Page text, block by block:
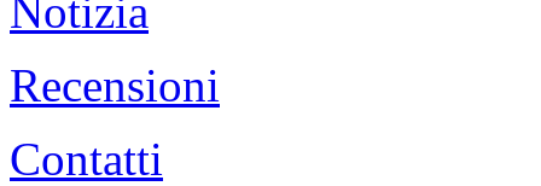
Notizia
Recensioni
Contatti